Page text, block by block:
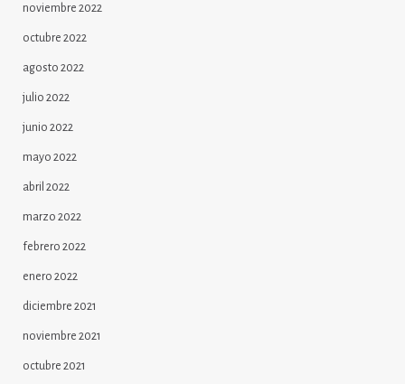
noviembre 2022
octubre 2022
agosto 2022
julio 2022
junio 2022
mayo 2022
abril 2022
marzo 2022
febrero 2022
enero 2022
diciembre 2021
noviembre 2021
octubre 2021